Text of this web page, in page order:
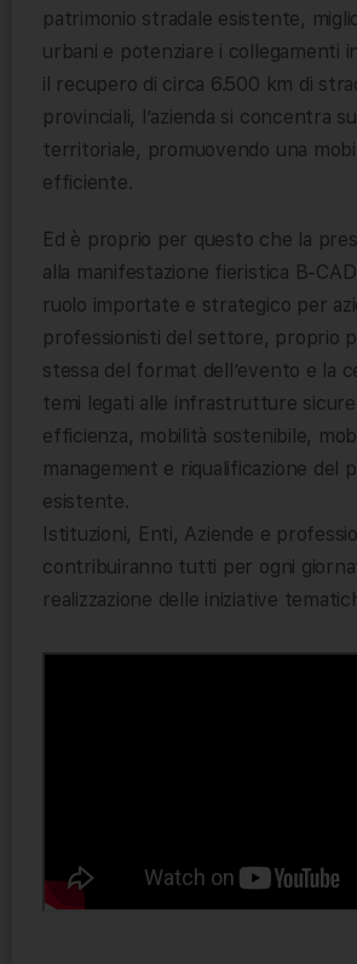
patrimonio stradale esistente,
urbani e potenziare i collegamenti
il recupero di circa 6.500 km di
provinciali, l’azienda si concentra
territoriale, promuovendo una
efficiente.
Ed è proprio per questo che la
alla manifestazione fieristica B-
ruolo importate e strategico per
professionisti del settore, proprio
stessa del format dell’evento e la
temi legati alle infrastrutture sicure
efficienza, mobilità sostenibile,
management e riqualificazione del
esistente.
Istituzioni, Enti, Aziende e
contribuiranno tutti per ogni
realizzazione delle iniziative